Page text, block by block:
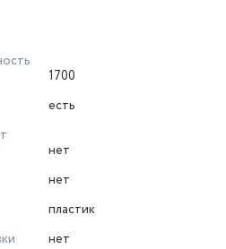
1700
есть
нет
нет
пластик
нет